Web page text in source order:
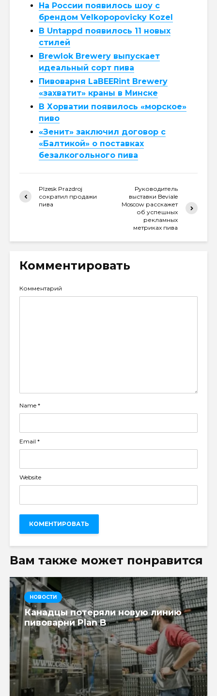
На России появилось шоу с
брендом Velkopopovicky Kozel
В Untappd появилось 11 новых
стилей
Brewlok Brewery выпускает
идеальный сорт пива
Пивоварня LaBEERint Brewery
«захватит» краны в Минске
В Хорватии появилось «морское»
пиво
«Зенит» заключил договор с
«Балтикой» о поставках
безалкогольного пива
Plzesk Prazdroj
сократил продажи
пива
Руководитель
выставки Beviale
Moscow расскажет
об успешных
рекламных
метриках пива
Комментировать
Комментарий
Name *
Email *
Website
Вам также может понравится
НОВОСТИ
Канадцы потеряли новую линию
пивоварни Plan B